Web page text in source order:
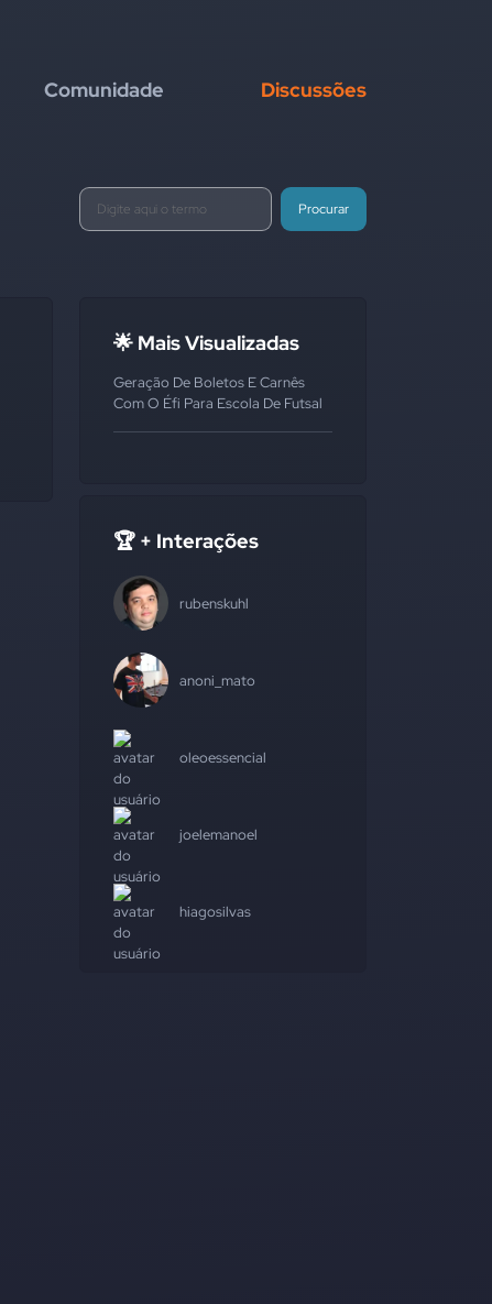
Comunidade Discussões
Procurar
🌟 Mais Visualizadas
Geração De Boletos E Carnês
Com O Éfi Para Escola De Futsal
🏆 + Interações
rubenskuhl
anoni_mato
oleoessencial
joelemanoel
hiagosilvas